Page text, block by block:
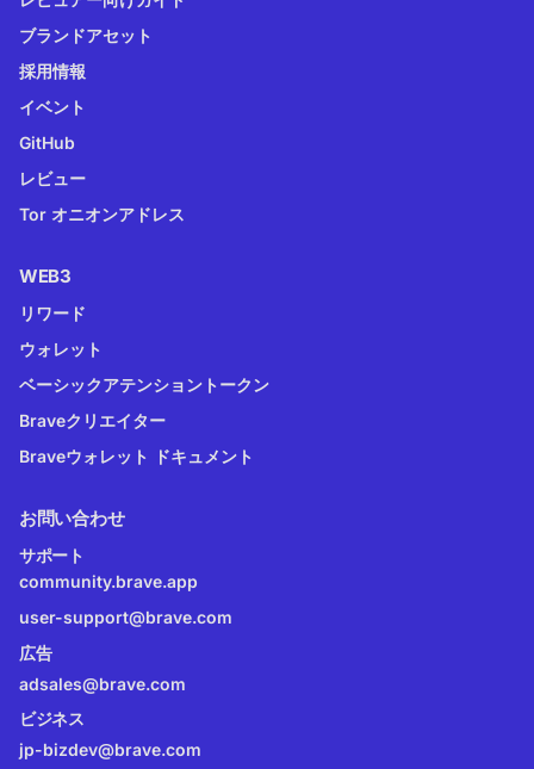
ブランドアセット
採用情報
イベント
GitHub
レビュー
Tor オニオンアドレス
WEB3
リワード
ウォレット
ベーシックアテンショントークン
Braveクリエイター
Braveウォレット ドキュメント
お問い合わせ
サポート
community.brave.app
user-support@brave.com
広告
adsales@brave.com
ビジネス
jp-bizdev@brave.com